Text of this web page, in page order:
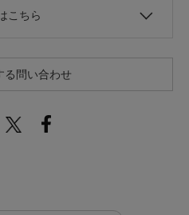
こちら
る問い合わせ